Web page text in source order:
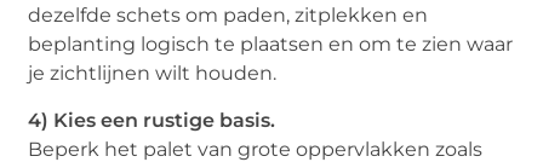
dezelfde schets om paden, zitplekken en
beplanting logisch te plaatsen en om te zien waar
je zichtlijnen wilt houden.
4) Kies een rustige basis.
Beperk het palet van grote oppervlakken zoals